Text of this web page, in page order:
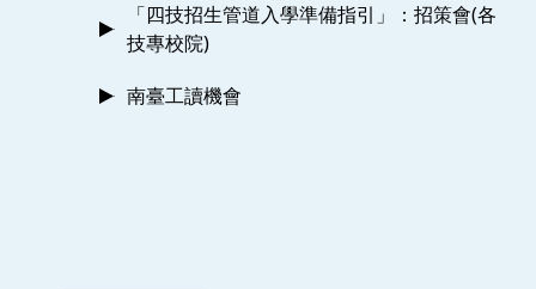
「四技招生管道入學準備指引」：招策會(各
技專校院)
南臺工讀機會